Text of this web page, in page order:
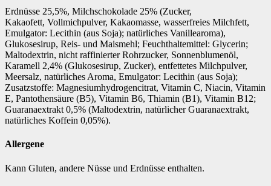
Erdnüsse 25,5%, Milchschokolade 25% (Zucker,
Kakaofett, Vollmichpulver, Kakaomasse, wasserfreies Milchfett,
Emulgator: Lecithin (aus Soja); natürliches Vanillearoma),
Glukosesirup, Reis- und Maismehl; Feuchthaltemittel: Glycerin;
Maltodextrin, nicht raffinierter Rohrzucker, Sonnenblumenöl,
Karamell 2,4% (Glukosesirup, Zucker), entfettetes Milchpulver,
Meersalz, natürliches Aroma, Emulgator: Lecithin (aus Soja);
Zusatzstoffe: Magnesiumhydrogencitrat, Vitamin C, Niacin, Vitamin
E, Pantothensäure (B5), Vitamin B6, Thiamin (B1), Vitamin B12;
Guaranaextrakt 0,5% (Maltodextrin, natürlicher Guaranaextrakt,
natürliches Koffein 0,05%).
Allergene
Kann Gluten, andere Nüsse und Erdnüsse enthalten.